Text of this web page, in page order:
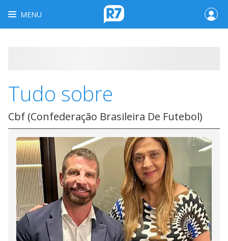
MENU
Tudo sobre
Cbf (Confederação Brasileira De Futebol)